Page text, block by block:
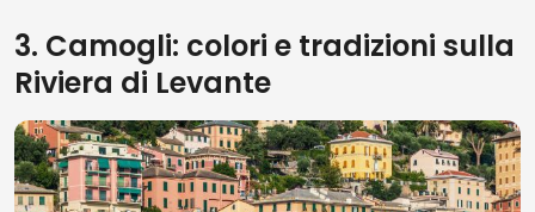
3. Camogli: colori e tradizioni sulla
Riviera di Levante